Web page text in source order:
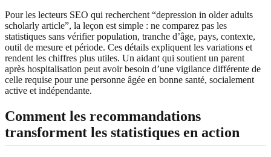
Pour les lecteurs SEO qui recherchent “depression in older adults
scholarly article”, la leçon est simple : ne comparez pas les
statistiques sans vérifier population, tranche d’âge, pays, contexte,
outil de mesure et période. Ces détails expliquent les variations et
rendent les chiffres plus utiles. Un aidant qui soutient un parent
après hospitalisation peut avoir besoin d’une vigilance différente de
celle requise pour une personne âgée en bonne santé, socialement
active et indépendante.
Comment les recommandations
transforment les statistiques en action